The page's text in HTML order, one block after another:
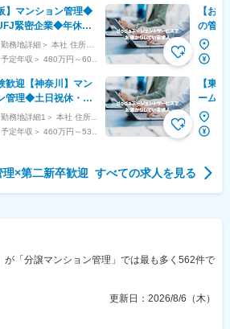
】マンション管理◆
緊密企業◆年休
◆有給消化9割◆コー
ター有◆50代活躍
歓迎【神奈川】マン
管理◆土日祝休・残
営業・接客経験活
◆上場G
【お
の管理
◆営業
商社双
【東
ームの
レッ
無し・
理×第二新卒歓迎 すべての求人を見る
が「分譲マンション管理」では最も多く562件で
更新日： 2026/8/6（木）